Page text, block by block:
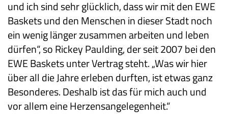
und ich sind sehr glücklich, dass wir mit den EWE
Baskets und den Menschen in dieser Stadt noch
ein wenig länger zusammen arbeiten und leben
dürfen“, so Rickey Paulding, der seit 2007 bei den
EWE Baskets unter Vertrag steht. „Was wir hier
über all die Jahre erleben durften, ist etwas ganz
Besonderes. Deshalb ist das für mich auch und
vor allem eine Herzensangelegenheit.“